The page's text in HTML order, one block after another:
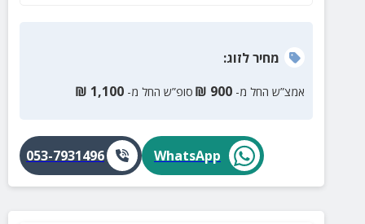
מחירלזוג:
אמצ”ש החל מ- 900
₪ סופ”ש החל מ- 1,100
₪
WhatsApp
053-7931496